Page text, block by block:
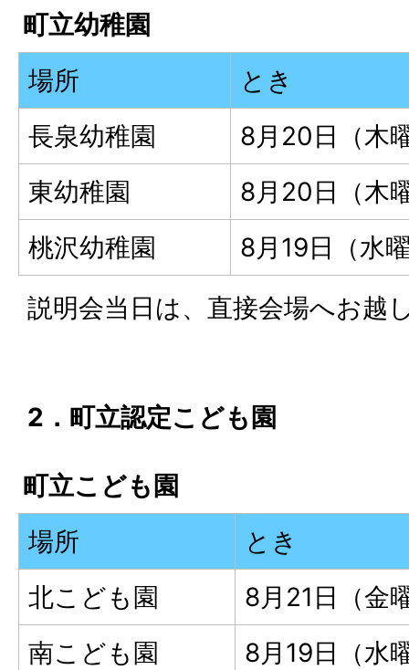
町立幼稚園
場所
とき
長泉幼稚園
8月20日（木
東幼稚園
8月20日（木
桃沢幼稚園
8月19日（水
説明会当日は、直接会場へお越
2．町立認定こども園
町立こども園
場所
とき
北こども園
8月21日（金
南こども園
8月19日（水